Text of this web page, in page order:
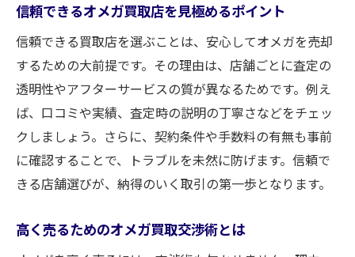
オメガ買取前に行うクリーニングのポイン
ト
付属品の管理がオメガ買取に与える影響
買取時に有利なオメガの資産価値証明とは
納得の価格でオメガを手放すために必要なこと
オメガ買取時に価格交渉を成功させる秘訣
査定結果に納得できない場合の対応策
オメガ買取前に知っておきたい契約内容
信頼できるオメガ買取店を見極めるポイント
信頼できる買取店を選ぶことは、安心してオメガを売却
するための大前提です。その理由は、店舗ごとに査定の
透明性やアフターサービスの質が異なるためです。例え
ば、口コミや実績、査定時の説明の丁寧さなどをチェッ
クしましょう。さらに、契約条件や手数料の有無も事前
に確認することで、トラブルを未然に防げます。信頼で
きる店舗選びが、納得のいく取引の第一歩となります。
高く売るためのオメガ買取交渉術とは